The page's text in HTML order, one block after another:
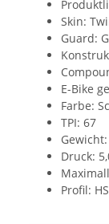
Skin:
Guard:
E-Bike
Farbe:
TPI: 67
Druck:
Profil: